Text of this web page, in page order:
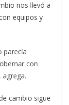
nos llevó a
equipos y
parecía
con
cambio sigue